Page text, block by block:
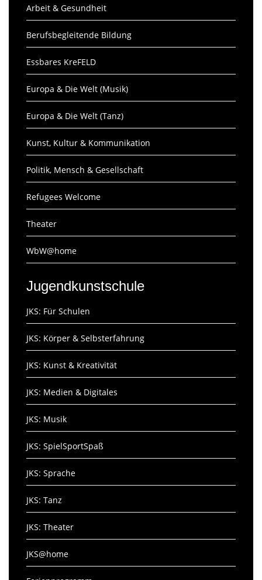
Arbeit & Gesundheit
Berufsbegleitende Bildung
Essbares KreFELD
Europa & Die Welt (Musik)
Europa & Die Welt (Tanz)
Kunst, Kultur & Kommunikation
Politik, Mensch & Gesellschaft
Refugees Welcome
Theater
WbW@home
Jugendkunstschule
JKS: Für Schulen
JKS: Körper & Selbsterfahrung
JKS: Kunst & Kreativität
JKS: Medien & Digitales
JKS: Musik
JKS: SpielSportSpaß
JKS: Sprache
JKS: Tanz
JKS: Theater
JKS@home